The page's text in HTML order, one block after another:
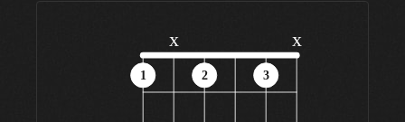
1
x
2 3
x